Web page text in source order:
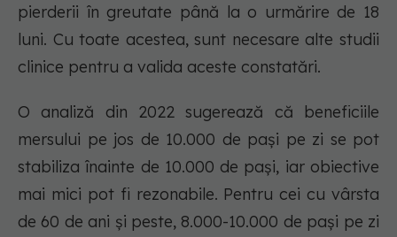
pierderii în greutate până la o urmărire de 18
luni. Cu toate acestea, sunt necesare alte studii
clinice pentru a valida aceste constatări.
O analiză din 2022 sugerează că beneficiile
mersului pe jos de 10.000 de pași pe zi se pot
stabiliza înainte de 10.000 de pași, iar obiective
mai mici pot fi rezonabile. Pentru cei cu vârsta
de 60 de ani și peste, 8.000-10.000 de pași pe zi